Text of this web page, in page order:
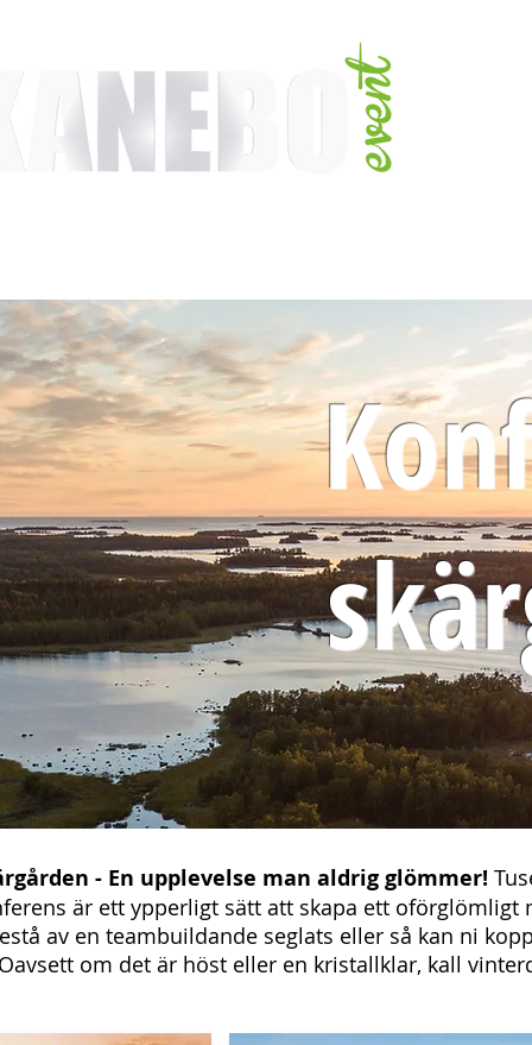
- En upplevelse man aldrig glömmer!
är ett ypperligt sätt att skapa ett
av en teambuildande seglats eller så kan ni
om det är höst eller en kristallklar, kall